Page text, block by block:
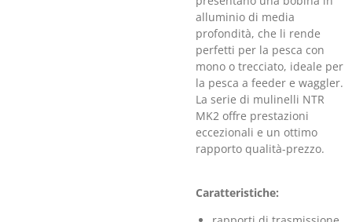
alluminio di media
profondità, che li rende
perfetti per la pesca con
mono o trecciato, ideale per
la pesca a feeder e waggler.
La serie di mulinelli NTR
MK2 offre prestazioni
eccezionali e un ottimo
rapporto qualità-prezzo.
Caratteristiche: